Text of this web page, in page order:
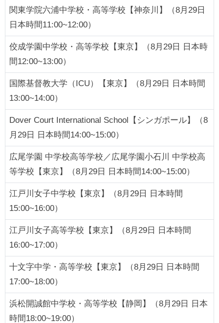
関東学院六浦中学校・高等学校【神奈川】（8月29日
日本時間11:00~12:00）
佼成学園中学校・高等学校【東京】（8月29日 日本時
間12:00~13:00）
国際基督教大学（ICU）【東京】（8月29日 日本時間
13:00~14:00）
Dover Court International School【シンガポール】（8
月29日 日本時間14:00~15:00）
広尾学園 中学校高等学校／広尾学園小石川 中学校高
等学校【東京】（8月29日 日本時間14:00~15:00）
江戸川女子中学校【東京】（8月29日 日本時間
15:00~16:00）
江戸川女子高等学校【東京】（8月29日 日本時間
16:00~17:00）
十文字中学・高等学校【東京】（8月29日 日本時間
17:00~18:00）
浜松開誠館中学校・高等学校【静岡】（8月29日 日本
時間18:00~19:00）